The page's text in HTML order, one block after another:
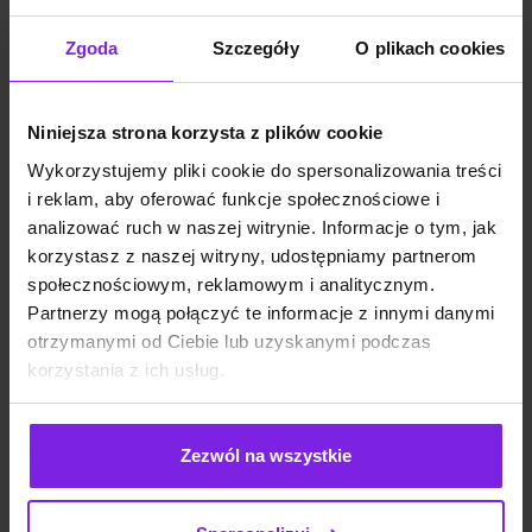
Zgoda Szczegóły O plikach cookies
Niniejsza strona korzysta z plików cookie
Wykorzystujemy pliki cookie do spersonalizowania treści
i reklam, aby oferować funkcje społecznościowe i
analizować ruch w naszej witrynie. Informacje o tym, jak
korzystasz z naszej witryny, udostępniamy partnerom
społecznościowym, reklamowym i analitycznym.
Partnerzy mogą połączyć te informacje z innymi danymi
otrzymanymi od Ciebie lub uzyskanymi podczas
korzystania z ich usług.
Zezwól na wszystkie
Podsumowanie
internecie pozwala zwiększyć jego
rozpoznawalność i przyciągnąć więcej
klientów z okolicy. Wdrożenie odpowiednich
działań SEO, takich jak optymalizacja
wizytówki Google, precyzyjny dobór słów
kluczowych oraz budowanie lokalnych treści,
może znacząco poprawić widoczność
Twojego biznesu w sieci.
Warto także dbać o recenzje klientów i
aktywność w mediach społecznościowych,
Skuteczna strategia SEO to długofalowy
proces, który wymaga systematycznych